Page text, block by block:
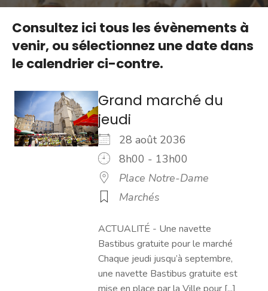
Consultez ici tous les évènements à
venir,ou sélectionnez une date dans
le calendrier ci-contre.
Grand marché du
jeudi
28 août 2036
8h00 - 13h00
Place Notre-Dame
Marchés
ACTUALITÉ - Une navette
Bastibus gratuite pour le marché
Chaque jeudi jusqu’à septembre,
une navette Bastibus gratuite est
mise en place par la Ville pour [...]